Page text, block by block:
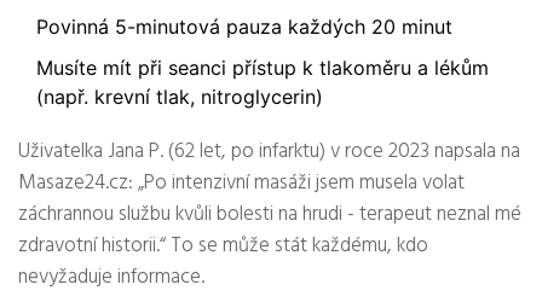
Povinná 5-minutová pauza každých 20 minut
Musíte mít při seanci přístup k tlakoměru a lékům
(např. krevní tlak, nitroglycerin)
Uživatelka Jana P. (62 let, po infarktu) v roce 2023 napsala na
Masaze24.cz: „Po intenzivní masáži jsem musela volat
záchrannou službu kvůli bolesti na hrudi - terapeut neznal mé
zdravotní historii.“ To se může stát každému, kdo
nevyžaduje informace.